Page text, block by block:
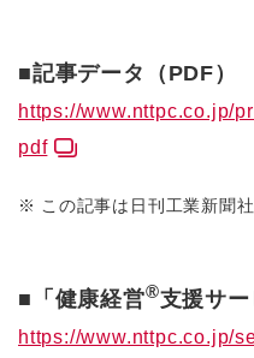
■記事データ（PDF）
https://www.nttpc.co.jp/
pdf
※ この記事は日刊工業新聞
■「健康経営®支援サ
https://www.nttpc.co.jp/